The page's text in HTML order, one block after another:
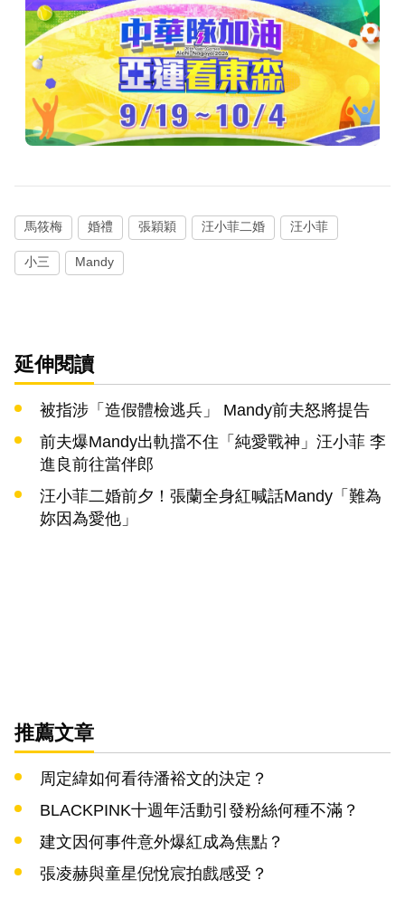
馬筱梅 婚禮 張穎穎 汪小菲二婚 汪小菲
小三 Mandy
延伸閱讀
被指涉「造假體檢逃兵」 Mandy前夫怒將提告
前夫爆Mandy出軌擋不住「純愛戰神」汪小菲 李
進良前往當伴郎
汪小菲二婚前夕！張蘭全身紅喊話Mandy「難為
妳因為愛他」
推薦文章
周定緯如何看待潘裕文的決定？
BLACKPINK十週年活動引發粉絲何種不滿？
建文因何事件意外爆紅成為焦點？
張凌赫與童星倪悅宸拍戲感受？